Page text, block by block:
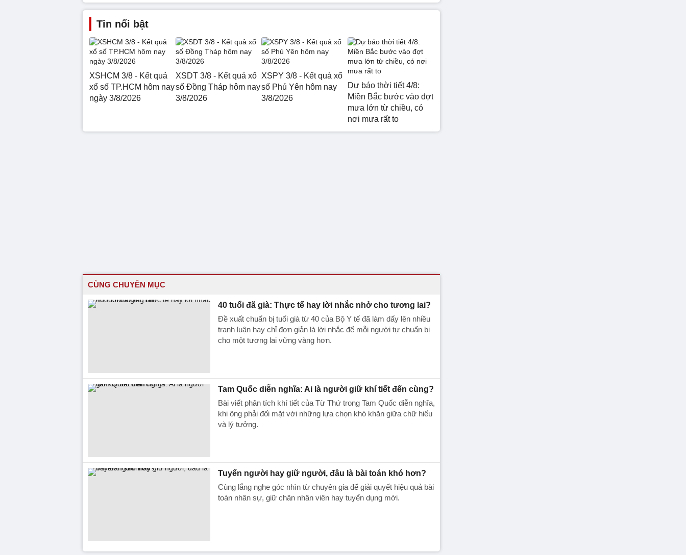
Tin nổi bật
XSHCM 3/8 - Kết quả
xổ số TP.HCM hôm nay
ngày 3/8/2026
XSDT 3/8 - Kết quả xổ
số Đồng Tháp hôm nay
3/8/2026
XSPY 3/8 - Kết quả xổ
số Phú Yên hôm nay
3/8/2026
Dự báo thời tiết 4/8:
Miền Bắc bước vào đợt
mưa lớn từ chiều, có
nơi mưa rất to
CÙNG CHUYÊN MỤC
40 tuổi đã già: Thực tế hay lời nhắc nhở cho tương lai?
Đề xuất chuẩn bị tuổi già từ 40 của Bộ Y tế đã làm dấy lên nhiều
tranh luận hay chỉ đơn giản là lời nhắc để mỗi người tự chuẩn bị
cho một tương lai vững vàng hơn.
Tam Quốc diễn nghĩa: Ai là người giữ khí tiết đến cùng?
Bài viết phân tích khí tiết của Từ Thứ trong Tam Quốc diễn nghĩa,
khi ông phải đối mặt với những lựa chọn khó khăn giữa chữ hiếu
và lý tưởng.
Tuyển người hay giữ người, đâu là bài toán khó hơn?
Cùng lắng nghe góc nhìn từ chuyên gia để giải quyết hiệu quả bài
toán nhân sự, giữ chân nhân viên hay tuyển dụng mới.